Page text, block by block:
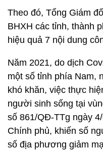
Theo đó, Tổng Giám
BHXH các tỉnh, thành
hiệu quả 7 nội dung
Năm 2021, do dịch
một số tỉnh phía Nam,
khó khăn, việc thực
người sinh sống tại
số 861/QĐ-TTg ngày
Chính phủ, khiến số
số địa phương giảm